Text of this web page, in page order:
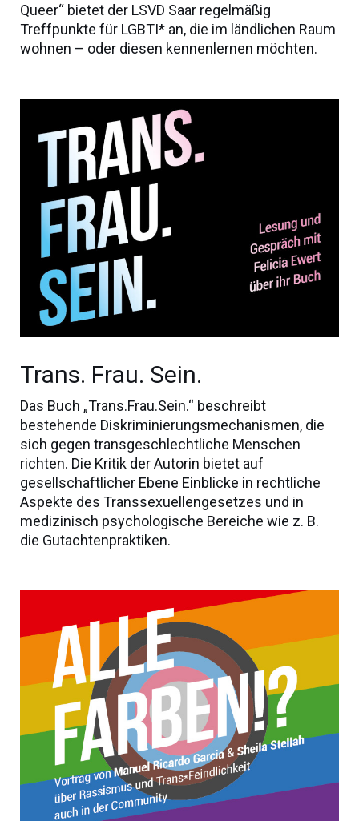
Queer“ bietet der LSVD Saar regelmäßig
Treffpunkte für LGBTI* an, die im ländlichen Raum
wohnen – oder diesen kennenlernen möchten.
Trans. Frau. Sein.
Das Buch „Trans.Frau.Sein.“ beschreibt
bestehende Diskriminierungsmechanismen, die
sich gegen transgeschlechtliche Menschen
richten. Die Kritik der Autorin bietet auf
gesellschaftlicher Ebene Einblicke in rechtliche
Aspekte des Transsexuellengesetzes und in
medizinisch psychologische Bereiche wie z. B.
die Gutachtenpraktiken.